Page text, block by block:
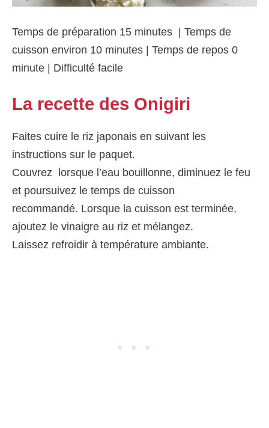
Temps de préparation 15 minutes | Temps de
cuisson environ 10 minutes | Temps de repos 0
minute | Difficulté facile
La recette des Onigiri
Faites cuire le riz japonais en suivant les
instructions sur le paquet.
Couvrez lorsque l’eau bouillonne, diminuez le feu
et poursuivez le temps de cuisson
recommandé. Lorsque la cuisson est terminée,
ajoutez le vinaigre au riz et mélangez.
Laissez refroidir à température ambiante.